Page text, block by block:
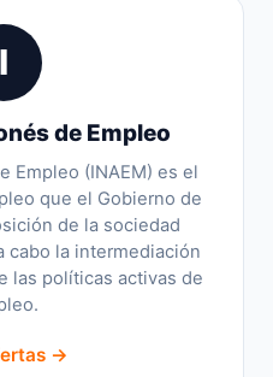
I
de Empleo
Empleo (INAEM) es el
que el Gobierno de
de la sociedad
cabo la intermediación
las políticas activas de
→